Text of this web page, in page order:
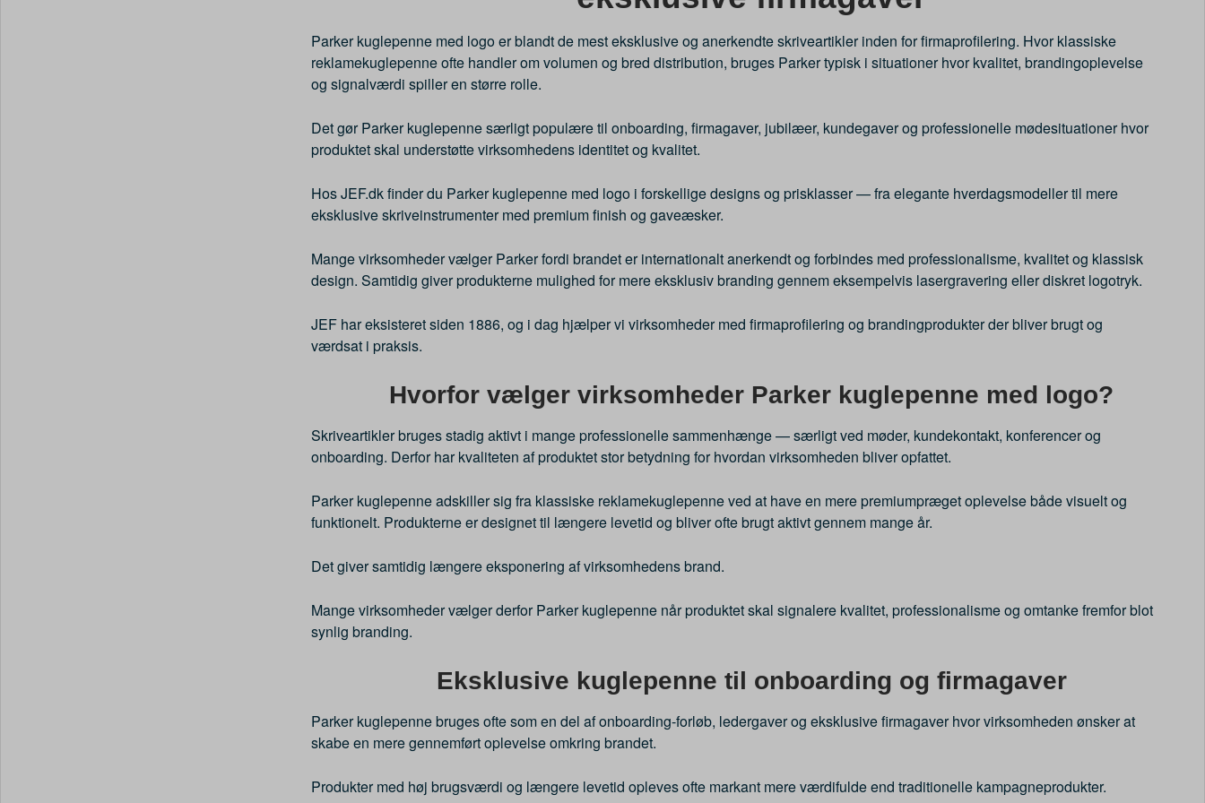
Parker kuglepenne med logo er blandt de mest eksklusive og anerkendte skriveartikler inden for firmaprofilering. Hvor klassiske
reklamekuglepenne ofte handler om volumen og bred distribution, bruges Parker typisk i situationer hvor kvalitet, brandingoplevelse
og signalværdi spiller en større rolle.
Det gør Parker kuglepenne særligt populære til onboarding, firmagaver, jubilæer, kundegaver og professionelle mødesituationer hvor
produktet skal understøtte virksomhedens identitet og kvalitet.
Hos JEF.dk finder du Parker kuglepenne med logo i forskellige designs og prisklasser — fra elegante hverdagsmodeller til mere
eksklusive skriveinstrumenter med premium finish og gaveæsker.
Mange virksomheder vælger Parker fordi brandet er internationalt anerkendt og forbindes med professionalisme, kvalitet og klassisk
design. Samtidig giver produkterne mulighed for mere eksklusiv branding gennem eksempelvis lasergravering eller diskret logotryk.
JEF har eksisteret siden 1886, og i dag hjælper vi virksomheder med firmaprofilering og brandingprodukter der bliver brugt og
værdsat i praksis.
Hvorfor vælger virksomheder Parker kuglepenne med logo?
Skriveartikler bruges stadig aktivt i mange professionelle sammenhænge — særligt ved møder, kundekontakt, konferencer og
onboarding. Derfor har kvaliteten af produktet stor betydning for hvordan virksomheden bliver opfattet.
Parker kuglepenne adskiller sig fra klassiske reklamekuglepenne ved at have en mere premiumpræget oplevelse både visuelt og
funktionelt. Produkterne er designet til længere levetid og bliver ofte brugt aktivt gennem mange år.
Det giver samtidig længere eksponering af virksomhedens brand.
Mange virksomheder vælger derfor Parker kuglepenne når produktet skal signalere kvalitet, professionalisme og omtanke fremfor blot
synlig branding.
Eksklusive kuglepenne til onboarding og firmagaver
Parker kuglepenne bruges ofte som en del af onboarding-forløb, ledergaver og eksklusive firmagaver hvor virksomheden ønsker at
skabe en mere gennemført oplevelse omkring brandet.
Produkter med høj brugsværdi og længere levetid opleves ofte markant mere værdifulde end traditionelle kampagneprodukter.